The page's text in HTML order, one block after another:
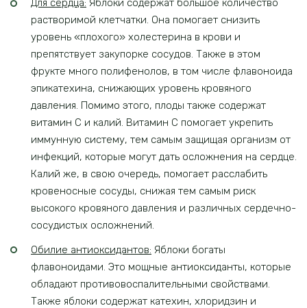
Для сердца: Яблоки содержат большое количество
растворимой клетчатки. Она помогает снизить
уровень «плохого» холестерина в крови и
препятствует закупорке сосудов. Также в этом
фрукте много полифенолов, в том числе флавоноида
эпикатехина, снижающих уровень кровяного
давления. Помимо этого, плоды также содержат
витамин С и калий. Витамин С помогает укрепить
иммунную систему, тем самым защищая организм от
инфекций, которые могут дать осложнения на сердце.
Калий же, в свою очередь, помогает расслабить
кровеносные сосуды, снижая тем самым риск
высокого кровяного давления и различных сердечно-
сосудистых осложнений.
Обилие антиоксидантов: Яблоки богаты
флавоноидами. Это мощные антиоксиданты, которые
обладают противовоспалительными свойствами.
Также яблоки содержат катехин, хлоридзин и